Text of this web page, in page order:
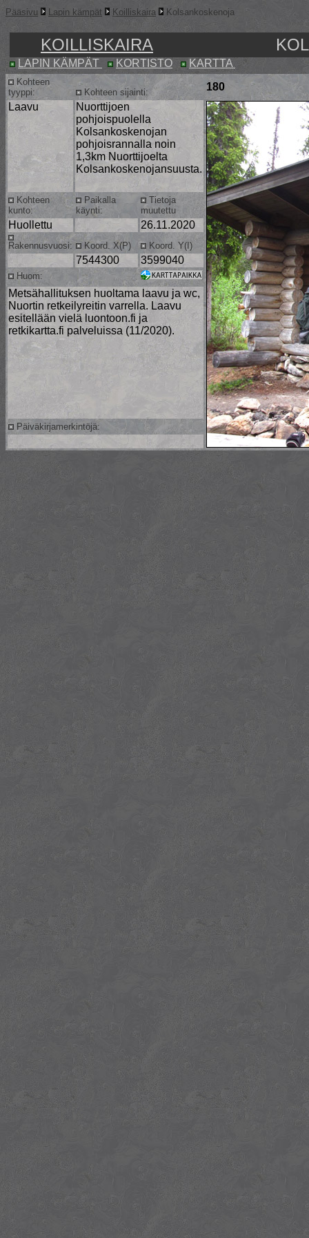
Pääsivu Lapin kämpät Koilliskaira Kolsankoskenoja
KOILLISKAIRA
LAPIN KÄMPÄT KORTISTO KARTTA
Kohteen
tyyppi:
Kohteen sijainti:
180
Laavu
Nuorttijoen
pohjoispuolella
Kolsankoskenojan
pohjoisrannalla noin
1,3km Nuorttijoelta
Kolsankoskenojansuusta.
Kohteen
kunto:
Paikalla
käynti:
Tietoja
muutettu
Huollettu 26.11.2020
Rakennusvuosi: Koord. X(P) Koord. Y(I)
7544300 3599040
Huom:
Metsähallituksen huoltama laavu ja wc,
Nuortin retkeilyreitin varrella. Laavu
esitellään vielä luontoon.fi ja
retkikartta.fi palveluissa (11/2020).
Päiväkirjamerkintöjä: